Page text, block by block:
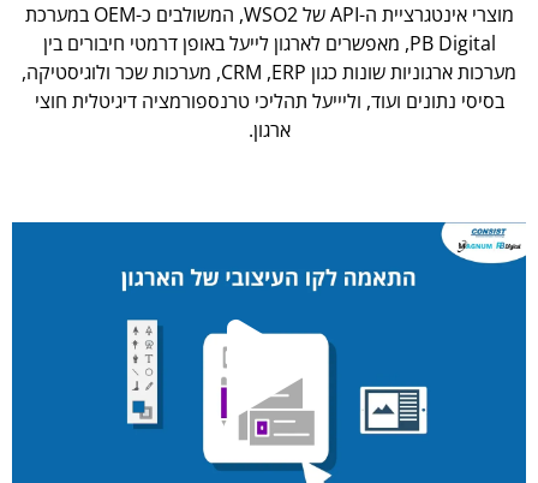
מוצרי אינטגרציית ה-API של WSO2, המשולבים כ-OEM במערכת
PB Digital, מאפשרים לארגון לייעל באופן דרמטי חיבורים בין
מערכות ארגוניות שונות כגון CRM ,ERP, מערכות שכר ולוגיסטיקה,
בסיסי נתונים ועוד, וליייעל תהליכי טרנספורמציה דיגיטלית חוצי
ארגון.